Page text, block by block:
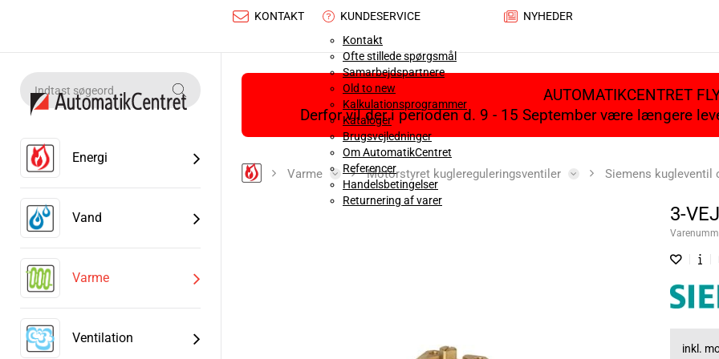
KONTAKT
KUNDESERVICE
Kontakt
Ofte stillede spørgsmål
Samarbejdspartnere
Old to new
Kalkulationsprogrammer
Kataloger
Brugsvejledninger
Om AutomatikCentret
Referencer
Handelsbetingelser
Returnering af varer
NYHEDER
Energi
Vand
Varme
Ventilation
AUTOMATIKCENTRET
Derfor vil der i perioden d. 9 - 15 September være længere
Varme Motorstyret kuglereguleringsventiler Siemens kugleventil
3-
inkl.